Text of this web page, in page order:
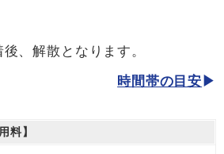
、解散となります。
時間帯の目安
料】